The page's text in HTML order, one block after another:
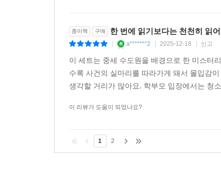
종이책 구매 한 번에 읽기보다는 천천히 읽
a*******2 2025-12-18 신고
이 세트는 중세 수도원을 배경으로 한 미스터
수록 사건의 실마리를 따라가게 돼서 몰입감
생각할 거리가 많아요. 학부모 입장에서는 청
이 리뷰가 도움이 되었나요?
1 2